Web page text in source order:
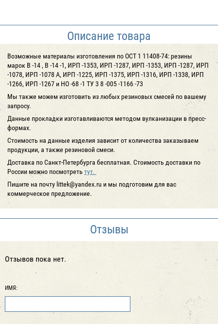
Описание товара
Возможные материалы изготовления по ОСТ 1 11408-74: резины
марок В -14 , В -14 -1, ИРП -1353, ИРП -1287, ИРП -1353, ИРП -1287, ИРП
-1078, ИРП -1078 А, ИРП -1225, ИРП -1375, ИРП -1316, ИРП -1338, ИРП
-1266, ИРП -1267 и НО -68 -1 ТУ 3 8 -005 -1166 -73
Мы также можем изготовить из любых резиновых смесей по вашему
запросу.
Данные прокладки изготавливаются методом вулканизации в пресс-
формах.
Cтоимость на данные изделия зависит от количества заказываем
продукции, а также резиновой смеси.
Доставка по Санкт-Петербурга бесплатная. Стоимость доставки по
России можно посмотреть тут.
Пишите на почту littek@yandex.ru и мы подготовим для вас
коммерческое предложение.
Отзывы
Отзывов пока нет.
ИМЯ: